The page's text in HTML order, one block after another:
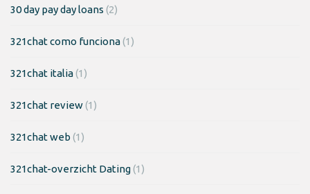
30 day pay day loans (2)
321chat como funciona(1)
321chat italia(1)
321chat review(1)
321chat web (1)
321chat-overzicht Dating(1)